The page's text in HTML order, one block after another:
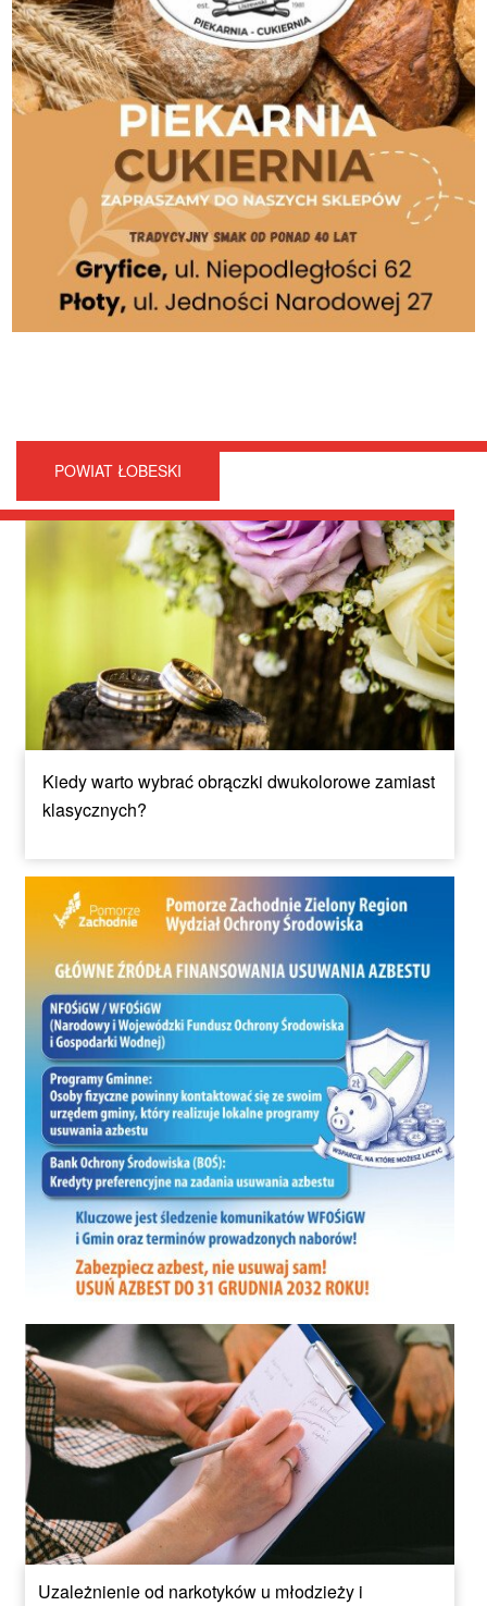
POWIAT ŁOBESKI
Kiedy warto wybrać obrączki dwukolorowe zamiast
klasycznych?
Uzależnienie od narkotyków u młodzieży i